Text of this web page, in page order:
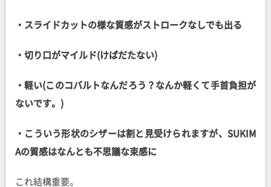
・スライドカットの様な質感がストロークなしでも出る
・切り口がマイルド(けばだたない)
・軽い(このコバルトなんだろう？なんか軽くて手首負担が
ないです。)
・こういう形状のシザーは割と見受けられますが、SUKIM
Aの質感はなんとも不思議な束感に
これ結構重要。